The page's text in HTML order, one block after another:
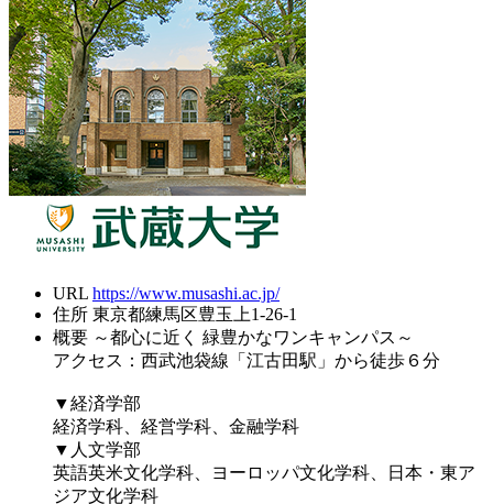
URL https://www.musashi.ac.jp/
住所 東京都練馬区豊玉上1-26-1
概要 ～都心に近く 緑豊かなワンキャンパス～
アクセス：西武池袋線「江古田駅」から徒歩６分
▼経済学部
経済学科、経営学科、金融学科
▼人文学部
英語英米文化学科、ヨーロッパ文化学科、日本・東ア
ジア文化学科